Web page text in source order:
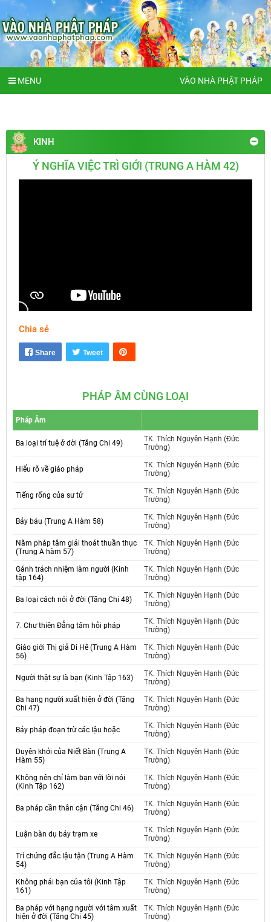
MENU VÀO NHÀ PHẬT PHÁP
KINH
Ý NGHĨA VIỆC TRÌ GIỚI (TRUNG A HÀM 42)
Chia sẻ
Share Tweet
PHÁP ÂM CÙNG LOẠI
Pháp Âm
Ba loại trí tuệ ở đời (Tăng Chi 49)
TK. Thích Nguyên Hạnh (Đức
Trường)
Hiểu rõ về giáo pháp
TK. Thích Nguyên Hạnh (Đức
Trường)
Tiếng rống của sư tử
TK. Thích Nguyên Hạnh (Đức
Trường)
Bảy báu (Trung A Hàm 58)
TK. Thích Nguyên Hạnh (Đức
Trường)
Năm pháp tâm giải thoát thuần thục
(Trung A hàm 57)
TK. Thích Nguyên Hạnh (Đức
Trường)
Gánh trách nhiệm làm người (Kinh
tập 164)
TK. Thích Nguyên Hạnh (Đức
Trường)
Ba loại cách nói ở đời (Tăng Chi 48)
TK. Thích Nguyên Hạnh (Đức
Trường)
7. Chư thiên Đẳng tâm hỏi pháp
TK. Thích Nguyên Hạnh (Đức
Trường)
Giáo giới Thị giả Di Hê (Trung A Hàm
56)
TK. Thích Nguyên Hạnh (Đức
Trường)
Người thật sự là bạn (Kinh Tập 163)
TK. Thích Nguyên Hạnh (Đức
Trường)
Ba hạng người xuất hiện ở đời (Tăng
Chi 47)
TK. Thích Nguyên Hạnh (Đức
Trường)
Bảy pháp đoạn trừ các lậu hoặc
TK. Thích Nguyên Hạnh (Đức
Trường)
Duyên khởi của Niết Bàn (Trung A
Hàm 55)
TK. Thích Nguyên Hạnh (Đức
Trường)
Không nên chỉ làm bạn với lời nói
(Kinh Tập 162)
TK. Thích Nguyên Hạnh (Đức
Trường)
Ba pháp cần thân cận (Tăng Chi 46)
TK. Thích Nguyên Hạnh (Đức
Trường)
Luận bàn dụ bảy trạm xe
TK. Thích Nguyên Hạnh (Đức
Trường)
Trí chứng đắc lậu tận (Trung A Hàm
54)
TK. Thích Nguyên Hạnh (Đức
Trường)
Không phải bạn của tôi (Kinh Tập
161)
TK. Thích Nguyên Hạnh (Đức
Trường)
Ba pháp với hạng người với tâm xuất
hiện ở đời (Tăng Chi 45)
TK. Thích Nguyên Hạnh (Đức
Trường)